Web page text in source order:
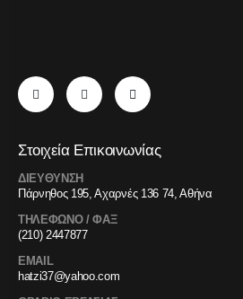
Στοιχεία Επικοινωνίας
ΔΙΕΥΘΥΝΣΗ
Πάρνηθος 195, Αχαρνές 136 74, Αθήνα
ΤΗΛΕΦΩΝΟ / ΦΑΞ
(210) 2447877
EMAIL
hatzi37@yahoo.com